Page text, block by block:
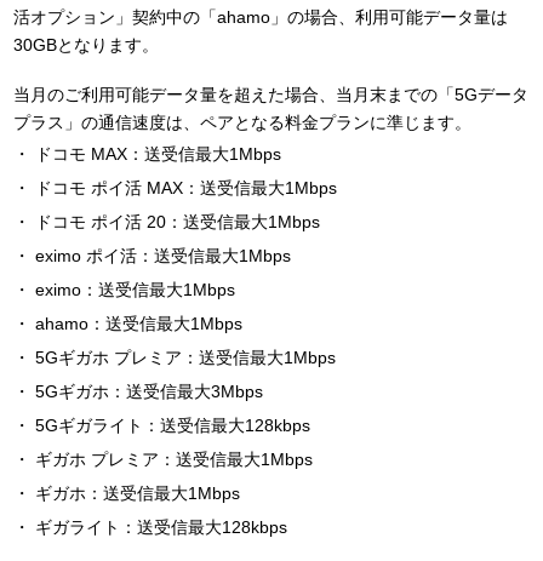
活オプション」契約中の「ahamo」の場合、利用可能データ量は
30GBとなります。
当月のご利用可能データ量を超えた場合、当月末までの「5Gデータ
プラス」の通信速度は、ペアとなる料金プランに準じます。
ドコモ MAX：送受信最大1Mbps
ドコモ ポイ活 MAX：送受信最大1Mbps
ドコモ ポイ活 20：送受信最大1Mbps
eximo ポイ活：送受信最大1Mbps
eximo：送受信最大1Mbps
ahamo：送受信最大1Mbps
5Gギガホ プレミア：送受信最大1Mbps
5Gギガホ：送受信最大3Mbps
5Gギガライト：送受信最大128kbps
ギガホ プレミア：送受信最大1Mbps
ギガホ：送受信最大1Mbps
ギガライト：送受信最大128kbps